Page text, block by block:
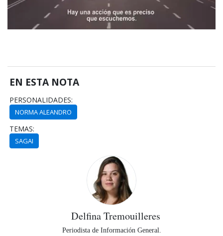
EN ESTA NOTA
PERSONALIDADES:
NORMA ALEANDRO
TEMAS:
SAGAI
Delfina Tremouilleres
Periodista de Información General.